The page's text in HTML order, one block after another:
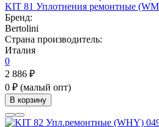
KIT 81 Уплотнения ремонтные
Бренд:
Bertolini
Страна производитель:
Италия
0
2 886 ₽
0 ₽ (малый опт)
В корзину